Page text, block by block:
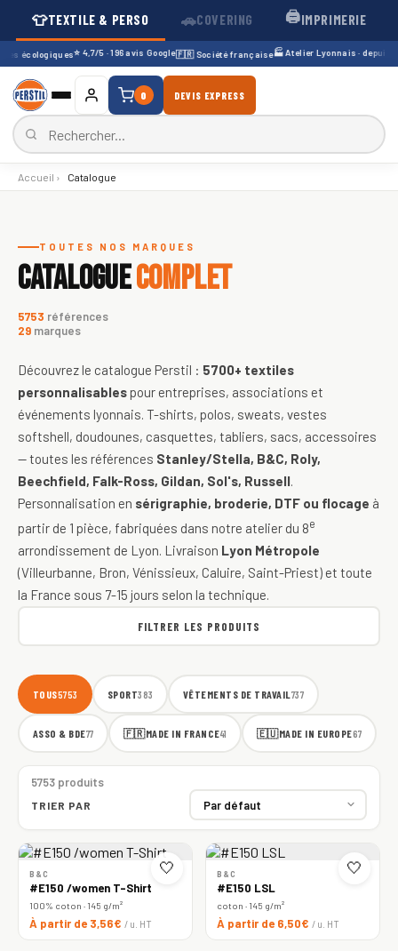
👕TEXTILE & PERSO 🚗COVERING 🖨️IMPRIMERIE
écologiques⭐ 4,7/5 · 196 avis Google🇫🇷 Société française🏭 Atelier Lyonnais · depuis
0 DEVIS EXPRESS
Accueil › Catalogue
TOUTES NOS MARQUES
CATALOGUECOMPLET
5753 références
29 marques
Découvrez le catalogue Perstil : 5700+ textiles
personnalisables pour entreprises, associations et
événements lyonnais. T-shirts, polos, sweats, vestes
softshell, doudounes, casquettes, tabliers, sacs, accessoires
— toutes les références Stanley/Stella, B&C, Roly,
Beechfield, Falk-Ross, Gildan, Sol's, Russell.
Personnalisation en sérigraphie, broderie, DTF ou flocage à
partir de 1 pièce, fabriquées dans notre atelier du 8e
arrondissement de Lyon. Livraison Lyon Métropole
(Villeurbanne, Bron, Vénissieux, Caluire, Saint-Priest) et toute
la France sous 7-15 jours selon la technique.
FILTRER LES PRODUITS
TOUS5753 SPORT383 VÊTEMENTS DE TRAVAIL737
ASSO & BDE77 🇫🇷MADE IN FRANCE41 🇪🇺MADE IN EUROPE67
5753 produits
TRIER PAR
🤍
B&C
#E150 /women T-Shirt
100% coton · 145 g/m²
À partir de 3,56€ / u. HT
🤍
B&C
#E150 LSL
coton · 145 g/m²
À partir de 6,50€ / u. HT